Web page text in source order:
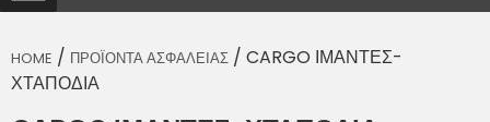
HOME / ΠΡΟΪΟΝΤΑ ΑΣΦΑΛΕΙΑΣ / CARGO ΙΜΑΝΤΕΣ-
ΧΤΑΠΟΔΙΑ